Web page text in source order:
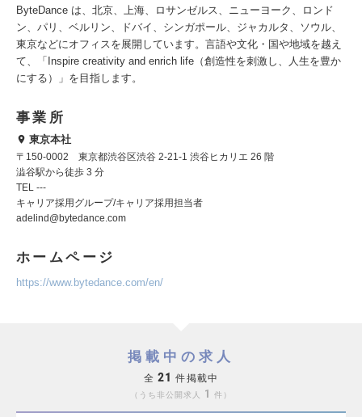
ByteDance は、北京、上海、ロサンゼルス、ニューヨーク、ロンド
ン、パリ、ベルリン、ドバイ、シンガポール、ジャカルタ、ソウル、
東京などにオフィスを展開しています。言語や文化・国や地域を越え
て、「Inspire creativity and enrich life（創造性を刺激し、人生を豊か
にする）」を目指します。
事業所
東京本社
〒150-0002 東京都渋谷区渋谷 2-21-1 渋谷ヒカリエ 26 階
澁谷駅から徒歩 3 分
TEL ---
キャリア採用グループ/キャリア採用担当者
adelind@bytedance.com
ホームページ
https://www.bytedance.com/en/
掲載中の求人
全 21 件掲載中
うち非公開求人 1 件